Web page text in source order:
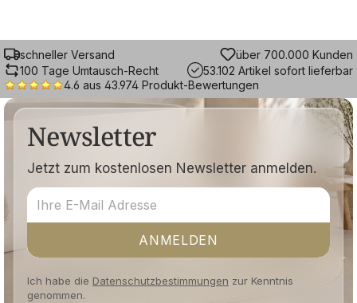
schneller Versand
über 700.000 Kunden
100 Tage Umtausch-Recht
53.102 Artikel sofort lieferbar
4.6 aus 43.974 Produkt-Bewertungen
Newsletter
Jetzt zum kostenlosen Newsletter anmelden.
ANMELDEN
Ich habe die Datenschutzbestimmungen zur Kenntnis
genommen.